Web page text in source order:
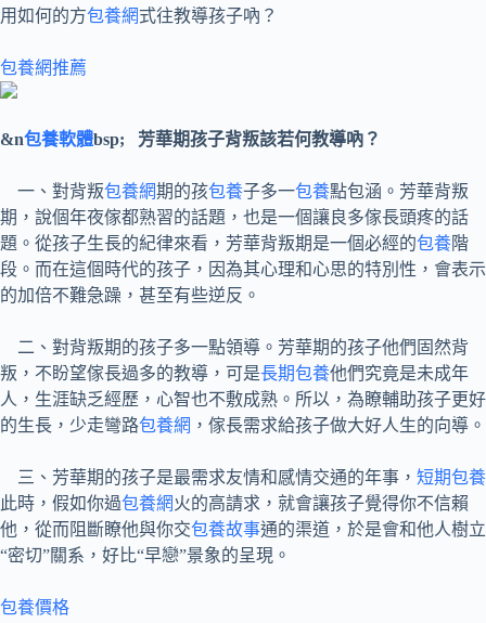
用如何的方包養網式往教導孩子吶？
包養網推薦
&n包養軟體bsp; 芳華期孩子背叛該若何教導吶？
一、對背叛包養網期的孩包養子多一包養點包涵。芳華背叛
期，說個年夜傢都熟習的話題，也是一個讓良多傢長頭疼的話
題。從孩子生長的紀律來看，芳華背叛期是一個必經的包養階
段。而在這個時代的孩子，因為其心理和心思的特別性，會表示
的加倍不難急躁，甚至有些逆反。
二、對背叛期的孩子多一點領導。芳華期的孩子他們固然背
叛，不盼望傢長過多的教導，可是長期包養他們究竟是未成年
人，生涯缺乏經歷，心智也不敷成熟。所以，為瞭輔助孩子更好
的生長，少走彎路包養網 ，傢長需求給孩子做大好人生的向導。
三、芳華期的孩子是最需求友情和感情交通的年事， 短期包養
此時，假如你過包養網 火的高請求，就會讓孩子覺得你不信賴
他，從而阻斷瞭他與你交包養故事通的渠道，於是會和他人樹立
“密切”關系，好比“早戀”景象的呈現。
包養價格